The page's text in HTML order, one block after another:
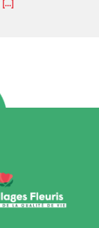
[...]